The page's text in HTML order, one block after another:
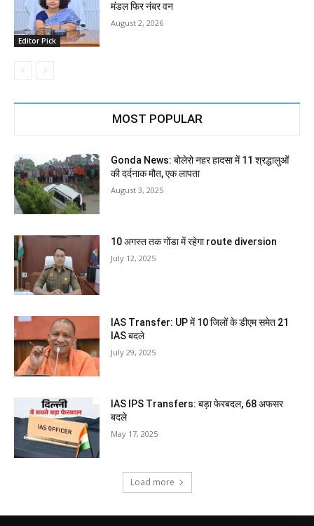
Editor Pick
मंडल फिर नंबर वन
August 2, 2026
MOST POPULAR
Gonda News: बोलेरो नहर हादसा में 11 श्रद्धालुओं
की दर्दनाक मौत, एक लापता
August 3, 2025
10 अगस्त तक गोंडा में रहेगा route diversion
July 12, 2025
IAS Transfer: UP में 10 जिलों के डीएम समेत 21
IAS बदले
July 29, 2025
IAS IPS Transfers: बड़ा फेरबदल, 68 अफसर
बदले
May 17, 2025
Load more